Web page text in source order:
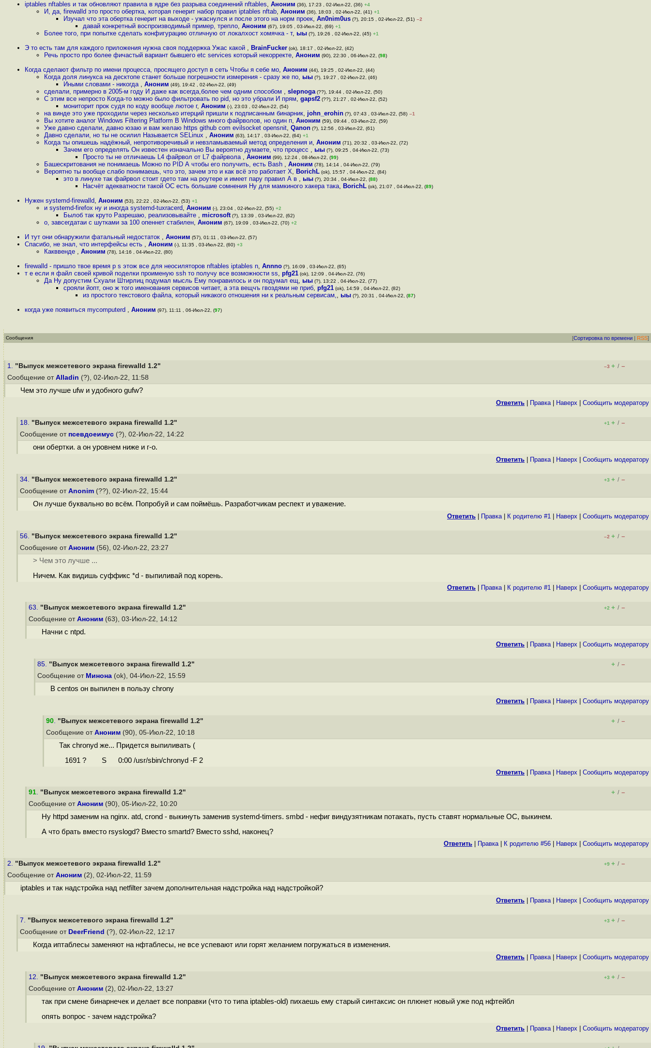
iptables nftables и так обновляют правила в ядре без разрыва соединений nftables, Аноним (36), 17:23 , 02-Июл-22, (36) +4
И, да, firewalld это просто обертка, которая генерит набор правил iptables nftab, Аноним (36), 18:03 , 02-Июл-22, (41) +1
Изучал что эта обертка генерит на выходе - ужаснулся и после этого на норм проек, An0nim0us (?), 20:15 , 02-Июл-22, (51) –2
давай конкретный воспроизводимый пример, трепло, Аноним (67), 19:05 , 03-Июл-22, (69) +1
Более того, при попытке сделать конфигурацию отличную от локалхост хомячка - т, ыы (?), 19:26 , 02-Июл-22, (45) +1
Э то есть там для каждого приложения нужна своя поддержка Ужас какой , BrainFucker (ok), 18:17 , 02-Июл-22, (42)
Речь просто про более фичастый вариант бывшего etc services который некорректе, Аноним (90), 22:30 , 06-Июл-22, (98)
Когда сделают фильтр по имени процесса, просящего доступ в сеть Чтобы я себе мо, Аноним (44), 19:25 , 02-Июл-22, (44)
Когда доля линукса на десктопе станет больше погрешности измерения - сразу же по, ыы (?), 19:27 , 02-Июл-22, (46)
Иными словами - никогда , Аноним (49), 19:42 , 02-Июл-22, (49)
сделали, примерно в 2005-м году И даже как всегда,более чем одним способом , slepnoga (??), 19:44 , 02-Июл-22, (50)
С этим все непросто Когда-то можно было фильтровать по pid, но это убрали И прям, gapsf2 (??), 21:27 , 02-Июл-22, (52)
мониторит прок судя по коду вообще лютое г, Аноним (-), 23:03 , 02-Июл-22, (54)
на винде это уже проходили через несколько итерций пришли к подписанным бинарник, john_erohin (?), 07:43 , 03-Июл-22, (58) –1
Вы хотите аналог Windows Filtering Platform В Windows много файрволов, но один п, Аноним (59), 09:44 , 03-Июл-22, (59)
Уже давно сделали, давно юзаю и вам желаю https github com evilsocket opensnit, Qanon (?), 12:56 , 03-Июл-22, (61)
Давно сделали, но ты не осилил Называется SELinux , Аноним (63), 14:17 , 03-Июл-22, (64) +1
Когда ты опишешь надёжный, непротиворечивый и невзламываемый метод определения и, Аноним (71), 20:32 , 03-Июл-22, (72)
Зачем его определять Он известен изначально Вы вероятно думаете, что процесс , ыы (?), 09:25 , 04-Июл-22, (73)
Просто ты не отличаешь L4 файрвол от L7 файрвола , Аноним (99), 12:24 , 08-Июл-22, (99)
Башескритования не понимаешь Можно по PID А чтобы его получить, есть Bash , Аноним (78), 14:14 , 04-Июл-22, (79)
Вероятно ты вообще слабо понимаешь, что это, зачем это и как всё это работает Х, BorichL (ok), 15:57 , 04-Июл-22, (84)
это в линухе так файрвол стоит гдето там на роутере и имеет пару правил А в , ыы (?), 20:34 , 04-Июл-22, (88)
Насчёт адекватности такой ОС есть большие сомнения Ну для мамкиного хакера така, BorichL (ok), 21:07 , 04-Июл-22, (89)
Нужен systemd-firewalld, Аноним (53), 22:22 , 02-Июл-22, (53) +1
и systemd-firefox ну и иногда systemd-tuxracerd, Аноним (-), 23:04 , 02-Июл-22, (55) +2
Былоб так круто Разрешаю, реализовывайте , microsoft (?), 13:39 , 03-Июл-22, (62)
о, завсегдатаи с шутками за 100 опеннет стабилен, Аноним (67), 19:09 , 03-Июл-22, (70) +2
И тут они обнаружили фатальный недостаток , Аноним (57), 01:11 , 03-Июл-22, (57)
Спасибо, не знал, что интерфейсы есть , Аноним (-), 11:35 , 03-Июл-22, (60) +3
Какввенде , Аноним (78), 14:16 , 04-Июл-22, (80)
firewalld - пришло твое время p s этож все для неосиляторов nftables iptables n, Annno (?), 16:09 , 03-Июл-22, (65)
т е если я файл своей кривой поделки проименую ssh то получу все возможности ss, pfg21 (ok), 12:09 , 04-Июл-22, (76)
Да Ну допустим Схуали Штирлиц подумал мысль Ему понравилось и он подумал ещ, ыы (?), 13:22 , 04-Июл-22, (77)
срояли йопт, оно ж того именования сервисов читает, а эта вещчъ гвоздями не приб, pfg21 (ok), 14:59 , 04-Июл-22, (82)
из простого текстового файла, который никакого отношения ни к реальным сервисам,, ыы (?), 20:31 , 04-Июл-22, (87)
когда уже появиться mycomputerd , Аноним (97), 11:11 , 06-Июл-22, (97)
Сообщения [Сортировка по времени | RSS]
1. "Выпуск межсетевого экрана firewalld 1.2" –3 + / –
Сообщение от Alladin (?), 02-Июл-22, 11:58
Чем это лучше ufw и удобного gufw?
Ответить Правка| Наверх Cообщить модератору
18. "Выпуск межсетевого экрана firewalld 1.2" +1 + / –
Сообщение от псевдоеимус (?), 02-Июл-22, 14:22
они обертки. а он уровнем ниже и г-о.
Ответить Правка| Наверх Cообщить модератору
34. "Выпуск межсетевого экрана firewalld 1.2" +3 + / –
Сообщение от Anonim (??), 02-Июл-22, 15:44
Он лучше буквально во всём. Попробуй и сам поймёшь. Разработчикам респект и уважение.
Ответить Правка| К родителю #1 Наверх Cообщить модератору
56. "Выпуск межсетевого экрана firewalld 1.2" –2 + / –
Сообщение от Аноним (56), 02-Июл-22, 23:27
> Чем это лучше ...
Ничем. Как видишь суффикс *d - выпиливай под корень.
Ответить Правка| К родителю #1 Наверх Cообщить модератору
63. "Выпуск межсетевого экрана firewalld 1.2" +2 + / –
Сообщение от Аноним (63), 03-Июл-22, 14:12
Начни с ntpd.
Ответить Правка| Наверх Cообщить модератору
85. "Выпуск межсетевого экрана firewalld 1.2" + / –
Сообщение от Минона (ok), 04-Июл-22, 15:59
В centos он выпилен в пользу chrony
Ответить Правка| Наверх Cообщить модератору
90. "Выпуск межсетевого экрана firewalld 1.2" + / –
Сообщение от Аноним (90), 05-Июл-22, 10:18
Так chronyd же... Придется выпиливать (
1691 ? S 0:00 /usr/sbin/chronyd -F 2
Ответить Правка| Наверх Cообщить модератору
91. "Выпуск межсетевого экрана firewalld 1.2" + / –
Сообщение от Аноним (90), 05-Июл-22, 10:20
Ну httpd заменим на nginx. atd, crond - выкинуть заменив systemd-timers. smbd - нефиг виндузятникам потакать, пусть ставят нормальные ОС, выкинем.
А что брать вместо rsyslogd? Вместо smartd? Вместо sshd, наконец?
Ответить Правка| К родителю #56 Наверх Cообщить модератору
2. "Выпуск межсетевого экрана firewalld 1.2" +9 + / –
Сообщение от Аноним (2), 02-Июл-22, 11:59
iptables и так надстройка над netfilter зачем дополнительная надстройка над надстройкой?
Ответить Правка| Наверх Cообщить модератору
7. "Выпуск межсетевого экрана firewalld 1.2" +3 + / –
Сообщение от DeerFriend (?), 02-Июл-22, 12:17
Когда иптаблесы заменяют на нфтаблесы, не все успевают или горят желанием погружаться в изменения.
Ответить Правка| Наверх Cообщить модератору
12. "Выпуск межсетевого экрана firewalld 1.2" +3 + / –
Сообщение от Аноним (2), 02-Июл-22, 13:27
так при смене бинарнечек и делает все поправки (что то типа iptables-old) пихаешь ему старый синтаксис он плюнет новый уже под нфтейбл
опять вопрос - зачем надстройка?
Ответить Правка| Наверх Cообщить модератору